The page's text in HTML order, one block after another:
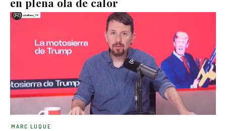
MARC LUQUE